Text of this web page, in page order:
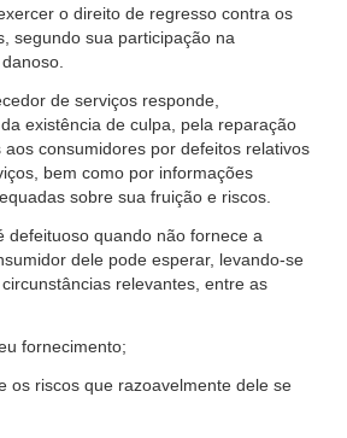
o direito de regresso contra os
segundo sua participação na
de serviços responde,
existência de culpa, pela reparação
consumidores por defeitos relativos
bem como por informações
sobre sua fruição e riscos.
defeituoso quando não fornece a
dele pode esperar, levando-se
relevantes, entre as
fornecimento;
os riscos que razoavelmente dele se